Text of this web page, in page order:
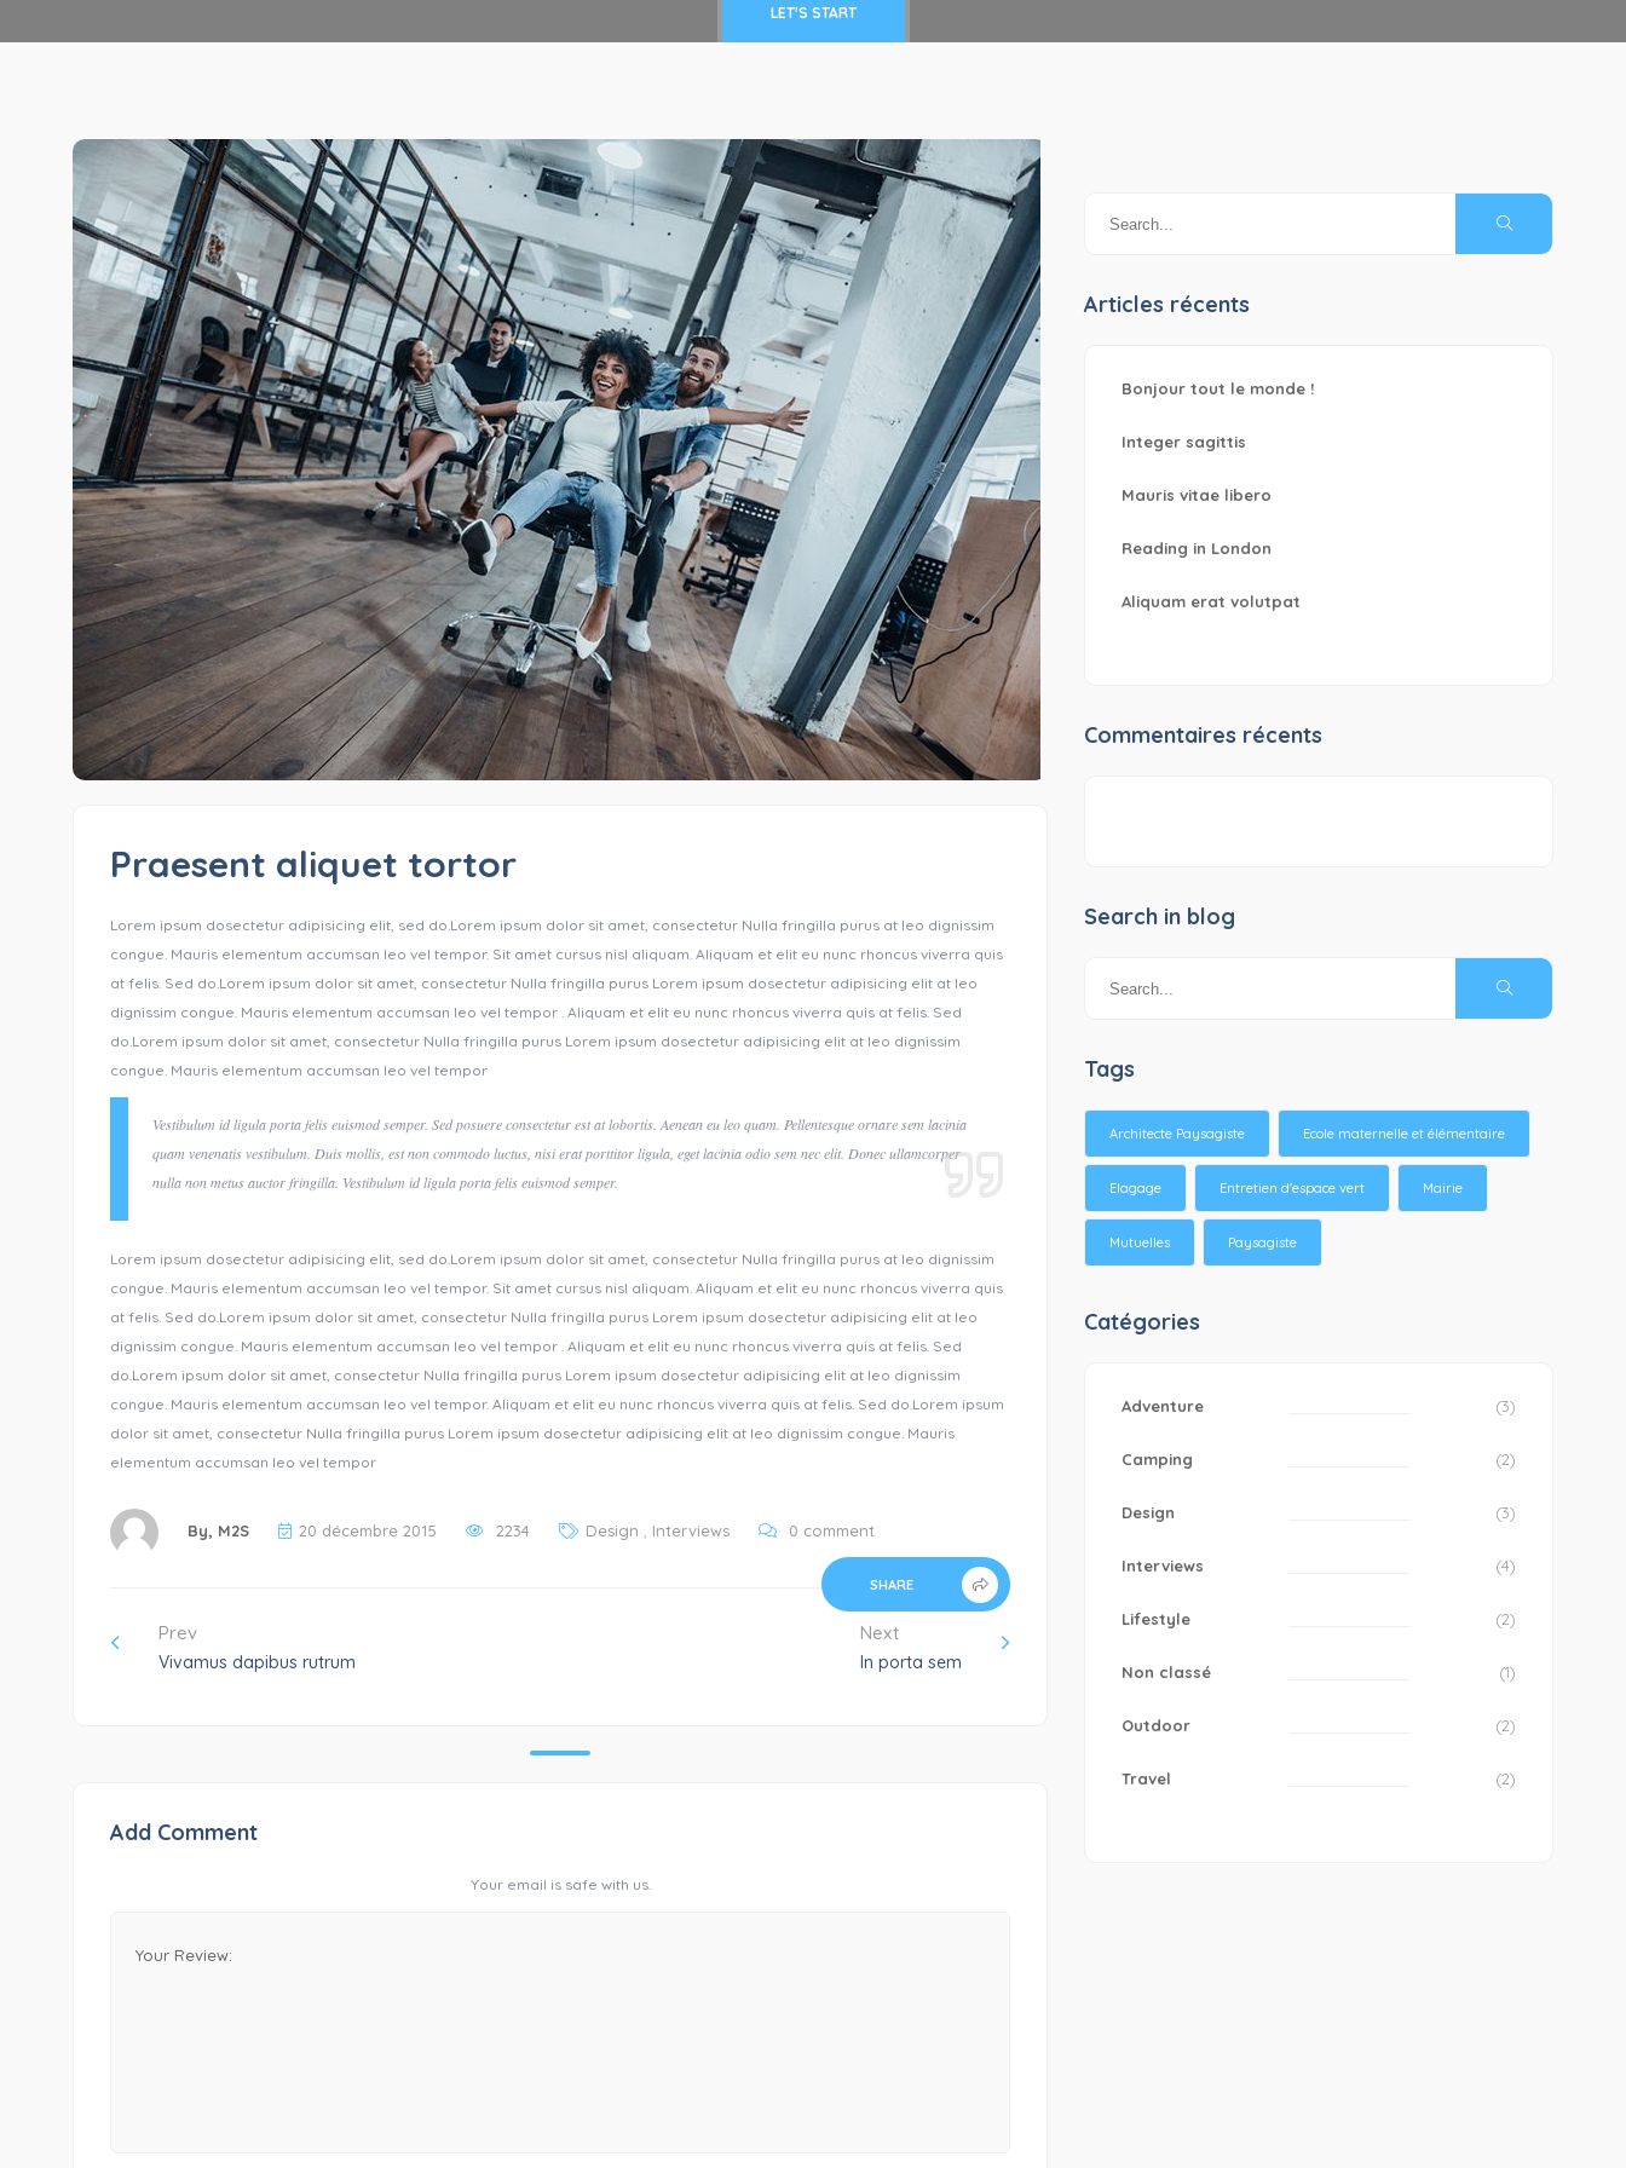
LET'S START
Praesent aliquet tortor
Lorem ipsum dosectetur adipisicing elit, sed do.Lorem ipsum dolor sit amet, consectetur Nulla fringilla purus at leo dignissim
congue. Mauris elementum accumsan leo vel tempor. Sit amet cursus nisl aliquam. Aliquam et elit eu nunc rhoncus viverra quis
at felis. Sed do.Lorem ipsum dolor sit amet, consectetur Nulla fringilla purus Lorem ipsum dosectetur adipisicing elit at leo
dignissim congue. Mauris elementum accumsan leo vel tempor . Aliquam et elit eu nunc rhoncus viverra quis at felis. Sed
do.Lorem ipsum dolor sit amet, consectetur Nulla fringilla purus Lorem ipsum dosectetur adipisicing elit at leo dignissim
congue. Mauris elementum accumsan leo vel tempor
Vestibulum id ligula porta felis euismod semper. Sed posuere consectetur est at lobortis. Aenean eu leo quam. Pellentesque ornare sem lacinia
quam venenatis vestibulum. Duis mollis, est non commodo luctus, nisi erat porttitor ligula, eget lacinia odio sem nec elit. Donec ullamcorper
nulla non metus auctor fringilla. Vestibulum id ligula porta felis euismod semper.
Lorem ipsum dosectetur adipisicing elit, sed do.Lorem ipsum dolor sit amet, consectetur Nulla fringilla purus at leo dignissim
congue. Mauris elementum accumsan leo vel tempor. Sit amet cursus nisl aliquam. Aliquam et elit eu nunc rhoncus viverra quis
at felis. Sed do.Lorem ipsum dolor sit amet, consectetur Nulla fringilla purus Lorem ipsum dosectetur adipisicing elit at leo
dignissim congue. Mauris elementum accumsan leo vel tempor . Aliquam et elit eu nunc rhoncus viverra quis at felis. Sed
do.Lorem ipsum dolor sit amet, consectetur Nulla fringilla purus Lorem ipsum dosectetur adipisicing elit at leo dignissim
congue. Mauris elementum accumsan leo vel tempor. Aliquam et elit eu nunc rhoncus viverra quis at felis. Sed do.Lorem ipsum
dolor sit amet, consectetur Nulla fringilla purus Lorem ipsum dosectetur adipisicing elit at leo dignissim congue. Mauris
elementum accumsan leo vel tempor
By, M2S 20 décembre 2015 2234 Design Interviews 0 comment
SHARE
Prev
Vivamus dapibus rutrum
Next
In porta sem
Add Comment
Your email is safe with us.
Articles récents
Bonjour tout le monde !
Integer sagittis
Mauris vitae libero
Reading in London
Aliquam erat volutpat
Commentaires récents
Search in blog
Tags
Architecte Paysagiste Ecole maternelle et élémentaire
Elagage Entretien d'espace vert Mairie
Mutuelles Paysagiste
Catégories
Adventure (3)
Camping (2)
Design (3)
Interviews (4)
Lifestyle (2)
Non classé (1)
Outdoor (2)
Travel (2)